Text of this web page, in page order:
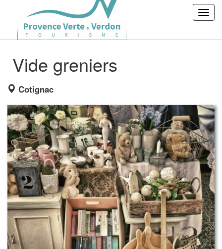
Vide greniers
Cotignac